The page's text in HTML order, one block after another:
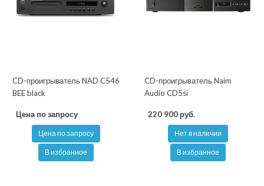
CD-проигрыватель NAD C546
BEE black
Цена по запросу
Цена по запросу
В избранное
CD-проигрыватель Naim
Audio CD5si
220 900 руб.
Нет в наличии
В избранное